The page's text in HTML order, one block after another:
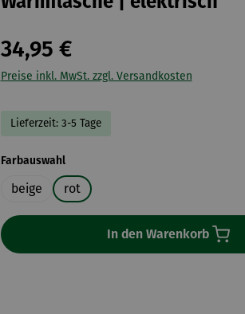
34,95 €
Preise inkl. MwSt. zzgl. Versandkosten
Lieferzeit: 3-5 Tage
Farbauswahlauswählen
beige rot
In den Warenkorb